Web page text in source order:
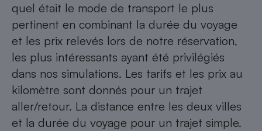
quel était le mode de transport le plus
pertinent en combinant la durée du voyage
et les prix relevés lors de notre réservation,
les plus intéressants ayant été privilégiés
dans nos simulations. Les tarifs et les prix au
kilomètre sont donnés pour un trajet
aller/retour. La distance entre les deux villes
et la durée du voyage pour un trajet simple.